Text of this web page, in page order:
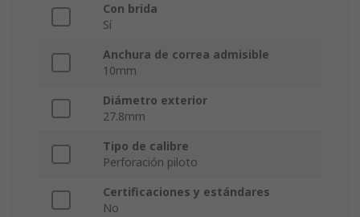
Con brida
Sí
Anchura de correa admisible
10mm
Diámetro exterior
27.8mm
Tipo de calibre
Perforación piloto
Certificaciones y estándares
No